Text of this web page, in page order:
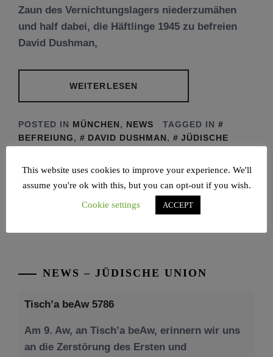
Zaun des Vernichtungslagers niederzumähen
und half dabei, die Häftlinge 1945 zu befreien
David Dushman,
WEITERLESEN
POSTED IN MÜNCHEN, NEWS
TAGGED IN
BEFREIUNG, DAVID DUSHMAN,
JÜDISCHE
NEWS – JÜDISCHE UNION
Tisch’a beAw 5786
Am 9. Aw, an Tisch’a beAw, erinnern wir uns
an die Zerstörung des Ersten und
This website uses cookies to improve your experience. We'll
assume you're ok with this, but you can opt-out if you wish.
Cookie settings
ACCEPT